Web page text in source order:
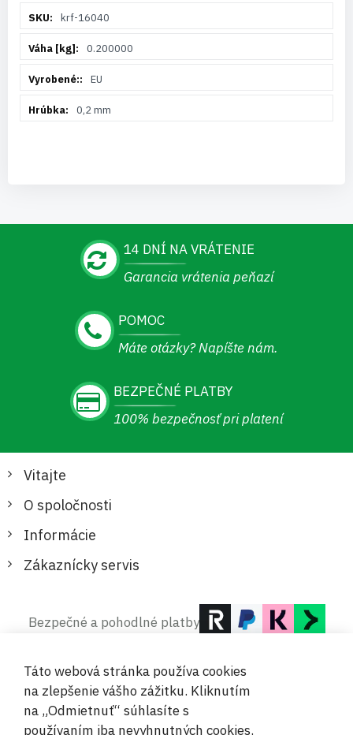
informáciíkrf-16040
0.200000
EU
0,2 mm
14 DNÍ NA VRÁTENIE
Garancia vrátenia peňazí
POMOC
Máte otázky? Napíšte nám.
BEZPEČNÉ PLATBY
100% bezpečnosť pri platení
Vitajte
O spoločnosti
Informácie
Zákaznícky servis
Bezpečné a pohodlné platby
Táto webová stránka používa cookies
na zlepšenie vášho zážitku. Kliknutím
na „Odmietnuť“ súhlasíte s
používaním iba nevyhnutných cookies.